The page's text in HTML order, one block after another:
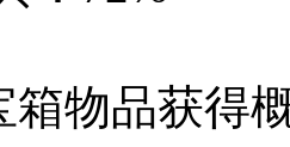
箱物品获得